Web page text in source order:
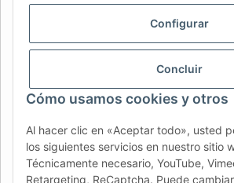
Configurar
Concluir
Cómo usamos cookies y otros
Al hacer clic en «Aceptar todo», usted
los siguientes servicios en nuestro sitio
Técnicamente necesario, YouTube,
Retargeting, ReCaptcha. Puede
CH (IT) BE (NL) BE
ES
UK NZ USA
SE
RO HR